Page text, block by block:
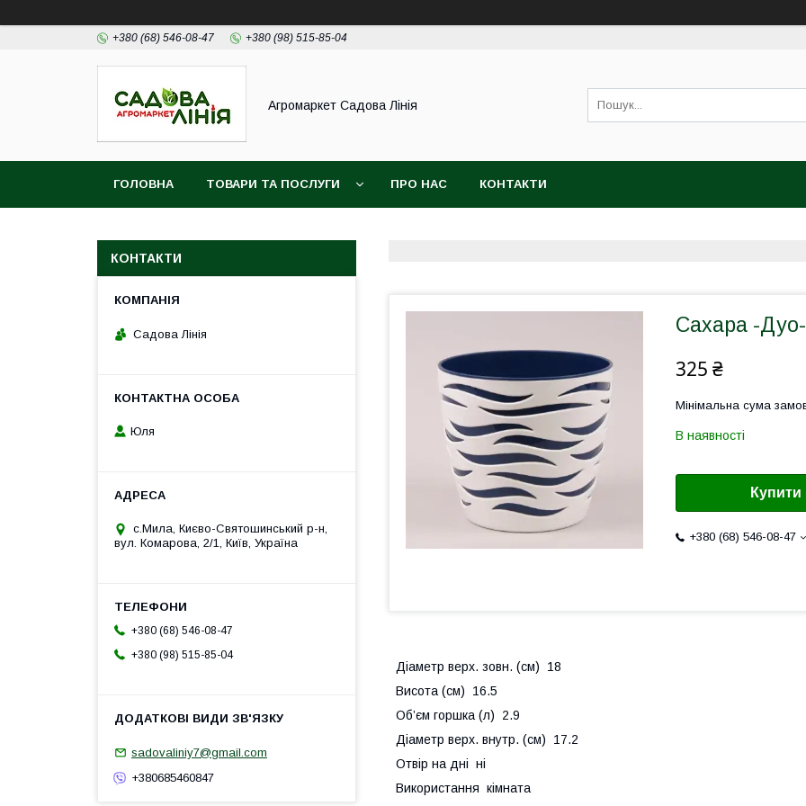
+380 (68) 546-08-47 +380 (98) 515-85-04
Агромаркет Садова Лінія
ГОЛОВНА ТОВАРИ ТА ПОСЛУГИ ПРО НАС КОНТАКТИ
Сахара -
325 ₴
Мінімальна сума
В наявності
Купити
+380 (68) 546-08-47
Діаметр верх. зовн. (см) 18
Висота (см) 16.5
Об’єм горшка (л) 2.9
Діаметр верх. внутр. (см) 17.2
Отвір на дні ні
Використання кімната
КОНТАКТИ
Садова Лінія
Юля
с.Мила, Києво-Святошинський р-н,
вул. Комарова, 2/1, Київ, Україна
+380 (68) 546-08-47
+380 (98) 515-85-04
sadovaliniy7@gmail.com
+380685460847